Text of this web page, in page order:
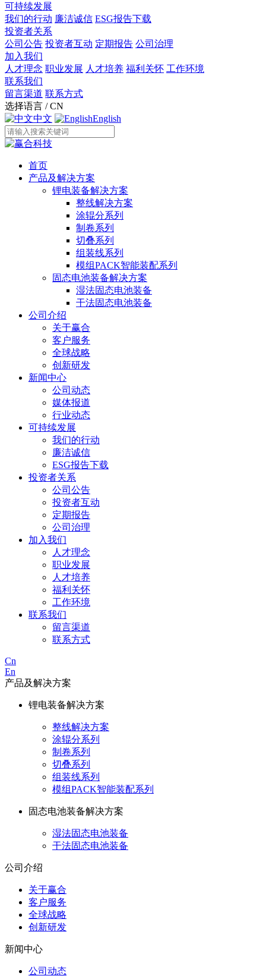
可持续发展
我们的行动 廉洁诚信 ESG报告下载
投资者关系
公司公告 投资者互动 定期报告 公司治理
加入我们
人才理念 职业发展 人才培养 福利关怀 工作环境
联系我们
留言渠道 联系方式
选择语言 / CN
中文
English
首页
产品及解决方案
锂电装备解决方案
整线解决方案
涂辊分系列
制卷系列
切叠系列
组装线系列
模组PACK智能装配系列
固态电池装备解决方案
湿法固态电池装备
干法固态电池装备
公司介绍
关于赢合
客户服务
全球战略
创新研发
新闻中心
公司动态
媒体报道
行业动态
可持续发展
我们的行动
廉洁诚信
ESG报告下载
投资者关系
公司公告
投资者互动
定期报告
公司治理
加入我们
人才理念
职业发展
人才培养
福利关怀
工作环境
联系我们
留言渠道
联系方式
Cn
En
产品及解决方案
锂电装备解决方案
整线解决方案
涂辊分系列
制卷系列
切叠系列
组装线系列
模组PACK智能装配系列
固态电池装备解决方案
湿法固态电池装备
干法固态电池装备
公司介绍
关于赢合
客户服务
全球战略
创新研发
新闻中心
公司动态